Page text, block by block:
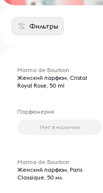
Фильтры
Marina de Bourbon
Женский парфюм, Cristal
Royal Rose, 50 ml
Парфюмерия
Нет в наличии
Marina de Bourbon
Женский парфюм, Paris
Classique, 50 мл